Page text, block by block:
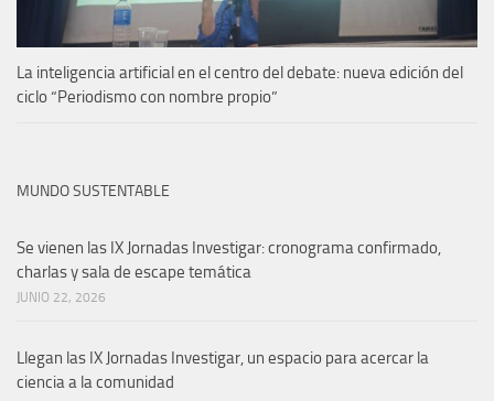
La inteligencia artificial en el centro del debate: nueva edición del
ciclo “Periodismo con nombre propio”
MUNDO SUSTENTABLE
Se vienen las IX Jornadas Investigar: cronograma confirmado,
charlas y sala de escape temática
JUNIO 22, 2026
Llegan las IX Jornadas Investigar, un espacio para acercar la
ciencia a la comunidad